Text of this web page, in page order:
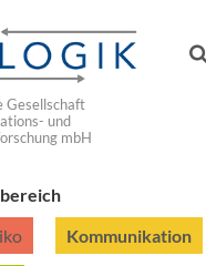
Gesellschaft
und
mbH

Kommunikation